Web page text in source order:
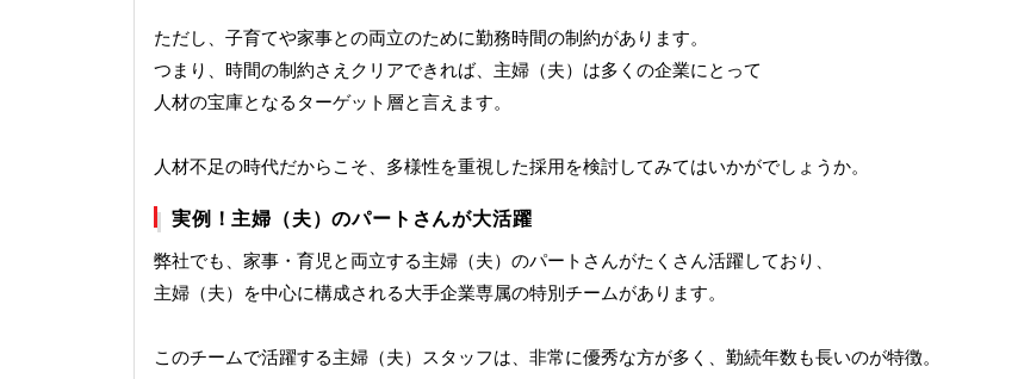
ただし、子育てや家事との両立のために勤務時間の制約があります。
つまり、時間の制約さえクリアできれば、主婦（夫）は多くの企業にとって
人材の宝庫となるターゲット層と言えます。
人材不足の時代だからこそ、多様性を重視した採用を検討してみてはいかがでしょうか。
実例！主婦（夫）のパートさんが大活躍
弊社でも、家事・育児と両立する主婦（夫）のパートさんがたくさん活躍しており、
主婦（夫）を中心に構成される大手企業専属の特別チームがあります。
このチームで活躍する主婦（夫）スタッフは、非常に優秀な方が多く、勤続年数も長いのが特徴。